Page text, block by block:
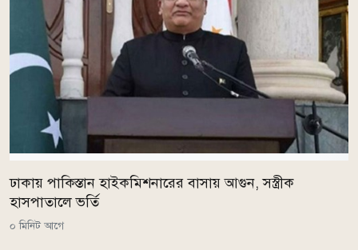
ঢাকায় পাকিস্তান হাইকমিশনারের বাসায় আগুন, সস্ত্রীক
হাসপাতালে ভর্তি
০ মিনিট আগে